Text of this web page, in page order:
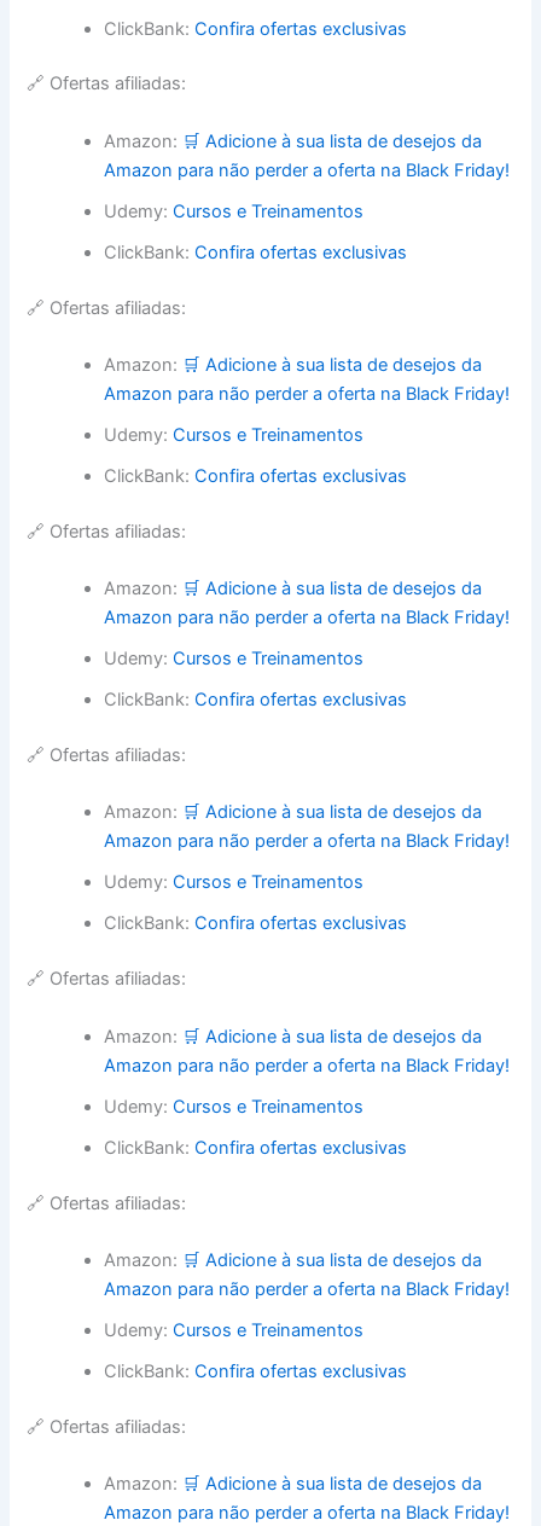
ClickBank:Confira ofertas exclusivas
🔗 Ofertas afiliadas:
Amazon: 🛒 Adicione à sua lista de desejos da
Amazon para não perder a oferta na Black Friday!
Udemy:Cursos e Treinamentos
ClickBank:Confira ofertas exclusivas
🔗 Ofertas afiliadas:
Amazon: 🛒 Adicione à sua lista de desejos da
Amazon para não perder a oferta na Black Friday!
Udemy:Cursos e Treinamentos
ClickBank:Confira ofertas exclusivas
🔗 Ofertas afiliadas:
Amazon: 🛒 Adicione à sua lista de desejos da
Amazon para não perder a oferta na Black Friday!
Udemy:Cursos e Treinamentos
ClickBank:Confira ofertas exclusivas
🔗 Ofertas afiliadas:
Amazon: 🛒 Adicione à sua lista de desejos da
Amazon para não perder a oferta na Black Friday!
Udemy:Cursos e Treinamentos
ClickBank:Confira ofertas exclusivas
🔗 Ofertas afiliadas:
Amazon: 🛒 Adicione à sua lista de desejos da
Amazon para não perder a oferta na Black Friday!
Udemy:Cursos e Treinamentos
ClickBank:Confira ofertas exclusivas
🔗 Ofertas afiliadas:
Amazon: 🛒 Adicione à sua lista de desejos da
Amazon para não perder a oferta na Black Friday!
Udemy:Cursos e Treinamentos
ClickBank:Confira ofertas exclusivas
🔗 Ofertas afiliadas:
Amazon: 🛒 Adicione à sua lista de desejos da
Amazon para não perder a oferta na Black Friday!